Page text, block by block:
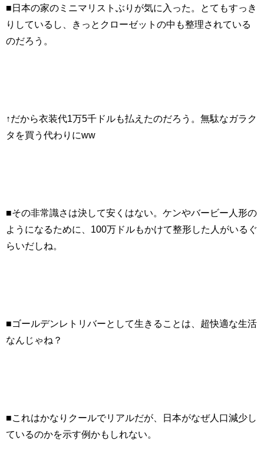
■日本の家のミニマリストぶりが気に入った。とてもすっき
りしているし、きっとクローゼットの中も整理されている
のだろう。
↑だから衣装代1万5千ドルも払えたのだろう。無駄なガラク
タを買う代わりにww
■その非常識さは決して安くはない。ケンやバービー人形の
ようになるために、100万ドルもかけて整形した人がいるぐ
らいだしね。
■ゴールデンレトリバーとして生きることは、超快適な生活
なんじゃね？
■これはかなりクールでリアルだが、日本がなぜ人口減少し
ているのかを示す例かもしれない。